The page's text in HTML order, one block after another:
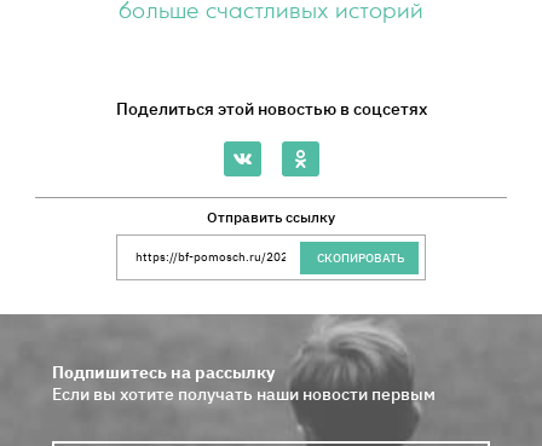
больше счастливых историй
Поделиться этой новостью в соцсетях
Отправить ссылку
Ссылка на сайт Благотворительного Фонда
СКОПИРОВАТЬ
Подпишитесь на рассылку
Если вы хотите получать наши новости первым